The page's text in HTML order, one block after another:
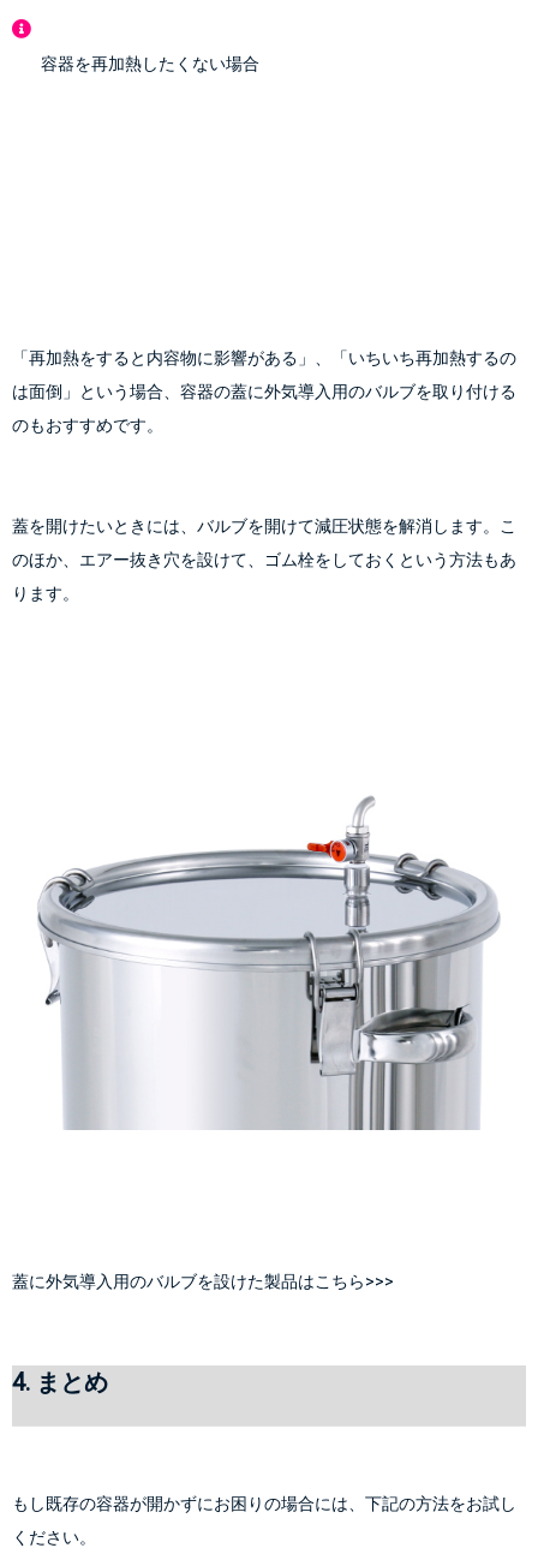
容器を再加熱したくない場合
「再加熱をすると内容物に影響がある」、「いちいち再加熱するの
は面倒」という場合、 容器の蓋に外気導入用のバルブを取り付ける
のもおすすめです。
蓋を開けたいときには、バルブを開けて減圧状態を解消します。こ
のほか、エアー抜き穴を設けて、ゴム栓をしておくという方法もあ
ります。
蓋に外気導入用のバルブを設けた製品はこちら>>>
4. まとめ
もし既存の容器が開かずにお困りの場合には、下記の方法をお試し
ください。